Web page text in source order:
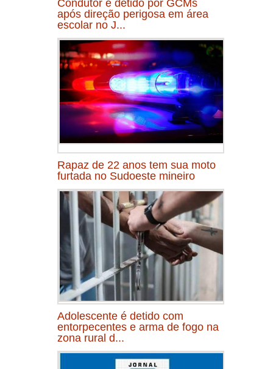
Condutor é detido por GCMs
após direção perigosa em área
escolar no J...
Rapaz de 22 anos tem sua moto
furtada no Sudoeste mineiro
Adolescente é detido com
entorpecentes e arma de fogo na
zona rural d...